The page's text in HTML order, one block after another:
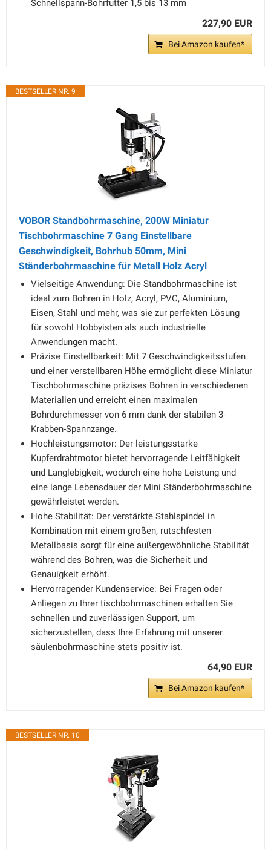
Schnellspann-Bohrfutter 1,5 bis 13 mm
227,90 EUR
Bei Amazon kaufen*
BESTSELLER NR. 9
VOBOR Standbohrmaschine, 200W Miniatur
Tischbohrmaschine 7 Gang Einstellbare
Geschwindigkeit, Bohrhub 50mm, Mini
Ständerbohrmaschine für Metall Holz Acryl
Vielseitige Anwendung: Die Standbohrmaschine ist
ideal zum Bohren in Holz, Acryl, PVC, Aluminium,
Eisen, Stahl und mehr, was sie zur perfekten Lösung
für sowohl Hobbyisten als auch industrielle
Anwendungen macht.
Präzise Einstellbarkeit: Mit 7 Geschwindigkeitsstufen
und einer verstellbaren Höhe ermöglicht diese Miniatur
Tischbohrmaschine präzises Bohren in verschiedenen
Materialien und erreicht einen maximalen
Bohrdurchmesser von 6 mm dank der stabilen 3-
Krabben-Spannzange.
Hochleistungsmotor: Der leistungsstarke
Kupferdrahtmotor bietet hervorragende Leitfähigkeit
und Langlebigkeit, wodurch eine hohe Leistung und
eine lange Lebensdauer der Mini Ständerbohrmaschine
gewährleistet werden.
Hohe Stabilität: Der verstärkte Stahlspindel in
Kombination mit einem großen, rutschfesten
Metallbasis sorgt für eine außergewöhnliche Stabilität
während des Bohren, was die Sicherheit und
Genauigkeit erhöht.
Hervorragender Kundenservice: Bei Fragen oder
Anliegen zu Ihrer tischbohrmaschinen erhalten Sie
schnellen und zuverlässigen Support, um
sicherzustellen, dass Ihre Erfahrung mit unserer
säulenbohrmaschine stets positiv ist.
64,90 EUR
Bei Amazon kaufen*
BESTSELLER NR. 10